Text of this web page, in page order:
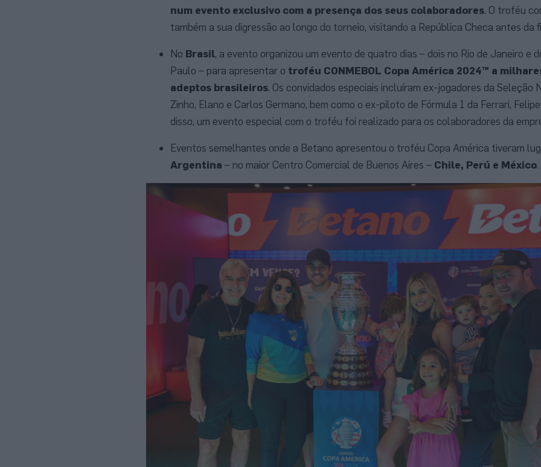
num evento exclusivo com a presença dos seus colaboradores. O troféu
também a sua digressão ao longo do torneio, visitando a República Checa antes da
No Brasil, a evento organizou um evento de quatro dias – dois no Rio de Janeiro e
Paulo – para apresentar o troféu CONMEBOL Copa América 2024™ a
adeptos brasileiros. Os convidados especiais incluíram ex-jogadores da Seleção
Zinho, Elano e Carlos Germano, bem como o ex-piloto de Fórmula 1 da Ferrari,
disso, um evento especial com o troféu foi realizado para os colaboradores da
Eventos semelhantes onde a Betano apresentou o troféu Copa América tiveram
Argentina – no maior Centro Comercial de Buenos Aires – Chile, Perú e México.